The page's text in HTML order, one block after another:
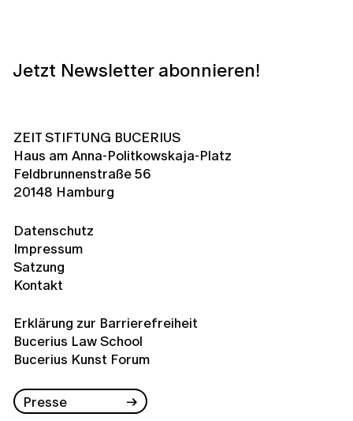
Jetzt Newsletter abonnieren!
ZEIT STIFTUNG BUCERIUS
Haus am Anna-Politkowskaja-Platz
Feldbrunnenstraße 56
20148 Hamburg
Datenschutz
Impressum
Satzung
Kontakt
Erklärung zur Barrierefreiheit
Bucerius Law School
Bucerius Kunst Forum
Presse